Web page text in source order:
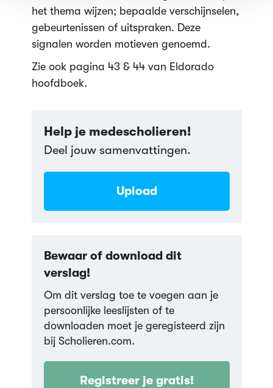
het thema wijzen; bepaalde verschijnselen,
gebeurtenissen of uitspraken. Deze
signalen worden motieven genoemd.
Zie ook pagina 43 & 44 van Eldorado
hoofdboek.
Help je medescholieren!
Deel jouw samenvattingen.
Upload
Bewaar of download dit
verslag!
Om dit verslag toe te voegen aan je
persoonlijke leeslijsten of te
downloaden moet je geregisteerd zijn
bij Scholieren.com.
Registreer je gratis!